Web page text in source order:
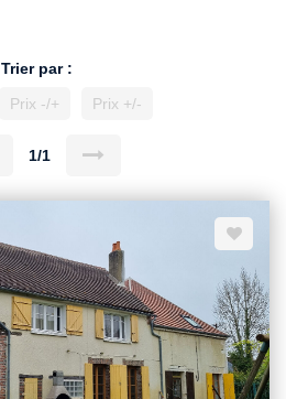
Trier par :
Prix -/+ Prix +/-
1/1